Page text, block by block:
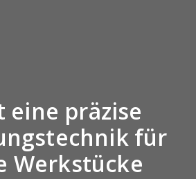
eine präzise
für
Werkstücke